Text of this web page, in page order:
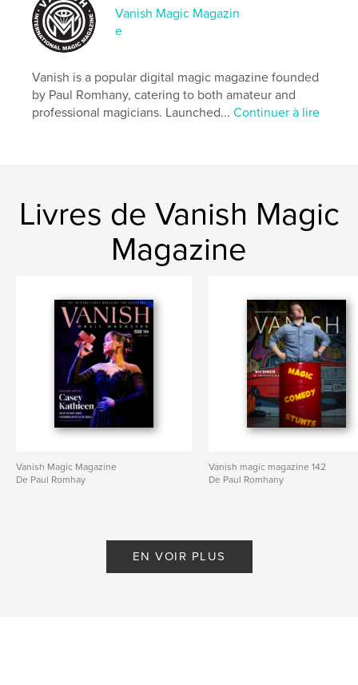
LangueEnglishVanish Magic Magazin
e
Vanish is a popular digital magic magazine founded
by Paul Romhany, catering to both amateur and
professional magicians. Launched...Continuer à lire
Livres de Vanish Magic
Magazine
Vanish Magic Magazine
De Paul Romhay
Vanish magic magazine 142
De Paul Romhany
EN VOIR PLUS